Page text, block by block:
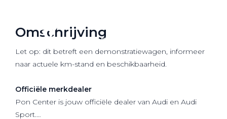
Omschrijving
Let op: dit betreft een demonstratiewagen, informeer
naar actuele km-stand en beschikbaarheid.
Officiële merkdealer
Pon Center is jouw officiële dealer van Audi en Audi
Sport.